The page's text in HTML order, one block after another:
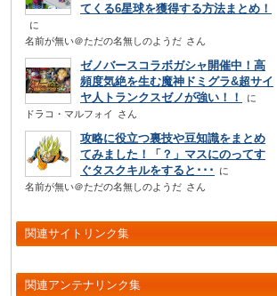
てくる6星球を獲得する方法まとめ！
名前が無い＠ただの名無しのようだ さん
ゼノバースコラボガシャ開催中！高
頻度気絶を生む魔神ドミグラ&超サイ
ヤ人トランクスゼノが強い！！
ドラコ・マルフォイ さん
攻略に役立つ裏技や豆知識をまとめ
てみました！「？」マスにのってす
ぐタスクキルをすると･･･
名前が無い＠ただの名無しのようだ さん
関連サイトリンク集
関連アンテナリンク集